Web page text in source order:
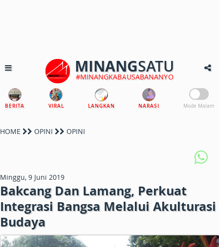
MINANGSATU
#MINANGKABAUSABANANYO
BERITA VIRAL LANGKAN NARASI Mode Malam
HOME OPINI OPINI
Minggu, 9 Juni 2019
Bakcang Dan Lamang, Perkuat
Integrasi Bangsa Melalui Akulturasi
Budaya